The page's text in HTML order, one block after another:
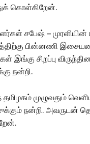
கொள்கிறேன்.
சபேஷ் – முரளியின்
பின்னணி
சிறப்பு
நன்றி.
முழுவதும்
நன்றி. அவருடன்